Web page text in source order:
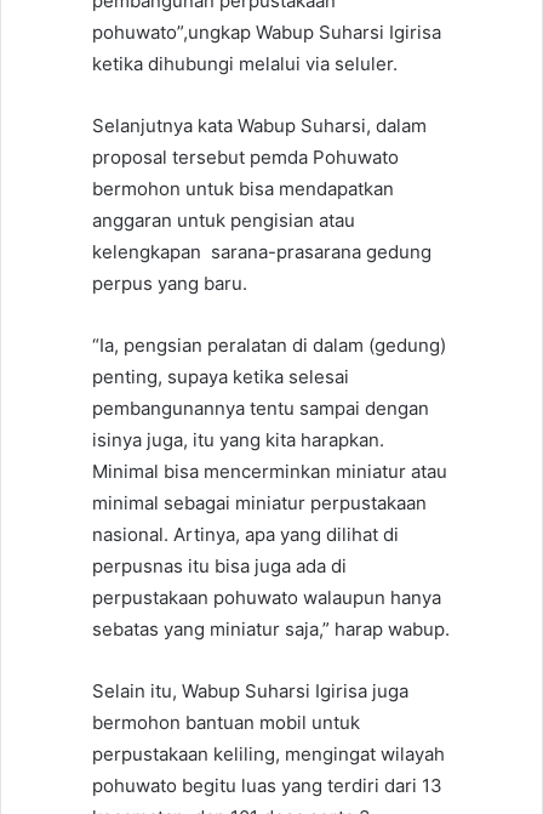
pohuwato”,ungkap Wabup Suharsi Igirisa
ketika dihubungi melalui via seluler.
Selanjutnya kata Wabup Suharsi, dalam
proposal tersebut pemda Pohuwato
bermohon untuk bisa mendapatkan
anggaran untuk pengisian atau
kelengkapan sarana-prasarana gedung
perpus yang baru.
“Ia, pengsian peralatan di dalam (gedung)
penting, supaya ketika selesai
pembangunannya tentu sampai dengan
isinya juga, itu yang kita harapkan.
Minimal bisa mencerminkan miniatur atau
minimal sebagai miniatur perpustakaan
nasional. Artinya, apa yang dilihat di
perpusnas itu bisa juga ada di
perpustakaan pohuwato walaupun hanya
sebatas yang miniatur saja,” harap wabup.
Selain itu, Wabup Suharsi Igirisa juga
bermohon bantuan mobil untuk
perpustakaan keliling, mengingat wilayah
pohuwato begitu luas yang terdiri dari 13